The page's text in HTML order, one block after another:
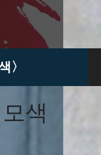
〉
색